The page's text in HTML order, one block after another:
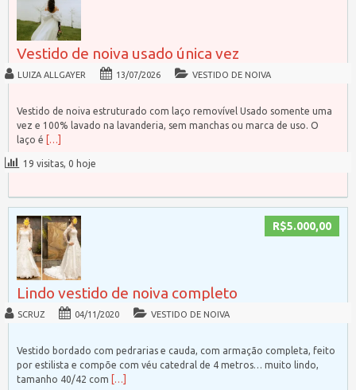
Vestido de noiva usado única vez
LUIZA ALLGAYER 13/07/2026 VESTIDO DE NOIVA
Vestido de noiva estruturado com laço removível Usado somente uma
vez e 100% lavado na lavanderia, sem manchas ou marca de uso. O
laço é
[…]
19 visitas, 0 hoje
R$5.000,00
Lindo vestido de noiva completo
SCRUZ 04/11/2020 VESTIDO DE NOIVA
Vestido bordado com pedrarias e cauda, com armação completa, feito
por estilista e compõe com véu catedral de 4 metros… muito lindo,
tamanho 40/42 com
[…]